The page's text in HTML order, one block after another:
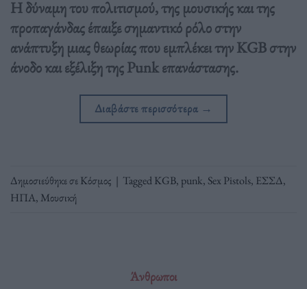
Η δύναμη του πολιτισμού, της μουσικής και της
προπαγάνδας έπαιξε σημαντικό ρόλο στην
ανάπτυξη μιας θεωρίας που εμπλέκει την KGB στην
άνοδο και εξέλιξη της Punk επανάστασης.
Διαβάστε περισσότερα →
Δημοσιεύθηκε σεΚόσμος | TaggedKGB, punk, Sex Pistols, ΕΣΣΔ,
ΗΠΑ, Μουσική
Άνθρωποι